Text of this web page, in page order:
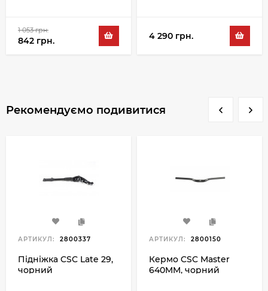
1 053 грн.
842 грн.
4 290 грн.
Рекомендуємо подивитися
АРТИКУЛ: 2800337
Підніжка CSC Late 29,
чорний
АРТИКУЛ: 2800150
Кермо CSC Master
640MM, чорний